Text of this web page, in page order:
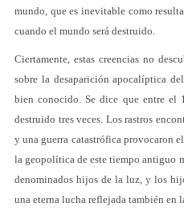
mundo, que es inevitable como
cuando el mundo será destruido.
Ciertamente, estas creencias no
sobre la desaparición apocalíptica
bien conocido. Se dice que entre
destruido tres veces. Los rastros
y una guerra catastrófica provocaron
la geopolítica de este tiempo antiguo
denominados hijos de la luz, y los
una eterna lucha reflejada también en